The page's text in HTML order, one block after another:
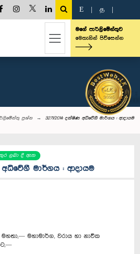
E த
මගේ පාර්ලිමේන්තුව
මෙතැනින් පිවිසෙන්න
ප්‍රශ්න 3271/2014: දක්ෂිණ අධිවේගී මාර්ගය : ආදායම
ලබා දී ඇත
අධිවේගී මාර්ගය : ආදායම
මහාමාර්ග, වරාය හා නාවික